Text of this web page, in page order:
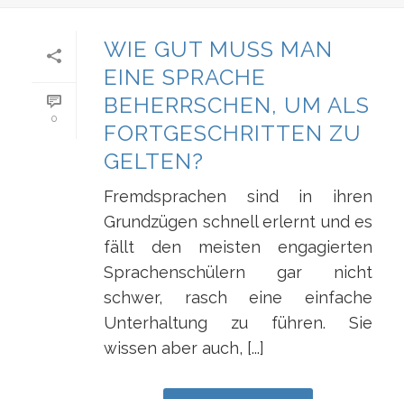
0
WIE GUT MUSS MAN
EINE SPRACHE
BEHERRSCHEN, UM ALS
FORTGESCHRITTEN ZU
GELTEN?
Fremdsprachen sind in ihren
Grundzügen schnell erlernt und es
fällt den meisten engagierten
Sprachenschülern gar nicht
schwer, rasch eine einfache
Unterhaltung zu führen. Sie
wissen aber auch, [...]